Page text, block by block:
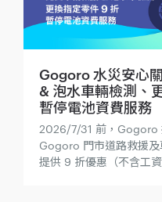
Gogoro 水災安心
& 泡水車輛檢測、
暫停電池資費服務
2026/7/31 前，Gogoro
Gogoro 門市道路救援
提供 9 折優惠（不含工資